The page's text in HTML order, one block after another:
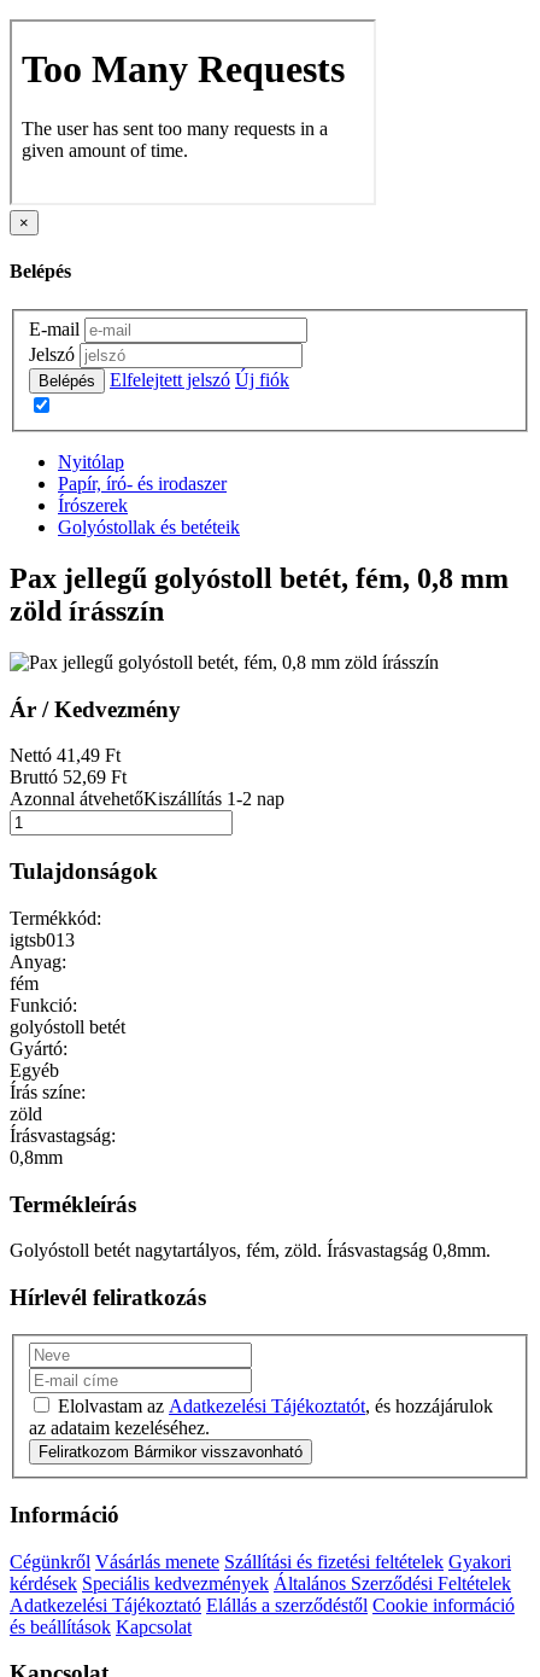
×
Belépés
E-mail
Jelszó
Belépés Elfelejtett jelszó Új fiók
Nyitólap
Papír, író- és irodaszer
Írószerek
Golyóstollak és betéteik
Pax jellegű golyóstoll betét, fém, 0,8 mm
zöld írásszín
Ár / Kedvezmény
Nettó 41 ,49 Ft
Bruttó 52,69 Ft
Azonnal átvehetőKiszállítás 1-2 nap
Tulajdonságok
Termékkód:
igtsb013
Anyag:
fém
Funkció:
golyóstoll betét
Gyártó:
Egyéb
Írás színe:
zöld
Írásvastagság:
0,8mm
Termékleírás
Golyóstoll betét nagytartályos, fém, zöld. Írásvastagság 0,8mm.
Hírlevél feliratkozás
Elolvastam az Adatkezelési Tájékoztatót, és hozzájárulok
az adataim kezeléséhez.
Feliratkozom Bármikor visszavonható
Információ
Cégünkről Vásárlás menete Szállítási és fizetési feltételek Gyakori
kérdések Speciális kedvezmények Általános Szerződési Feltételek
Adatkezelési Tájékoztató Elállás a szerződéstől Cookie információ
és beállítások Kapcsolat